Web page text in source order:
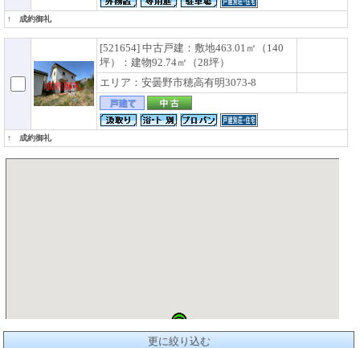
↑ 成約御礼
[521654] 中古戸建：敷地463.01㎡（140
坪）：建物92.74㎡（28坪）
エリア：安曇野市穂高有明3073-8
↑ 成約御礼
更に絞り込む